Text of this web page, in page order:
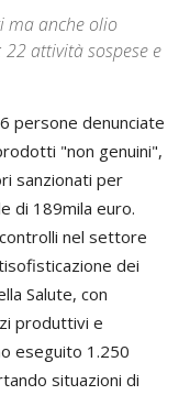
ma anche olio
attività sospese e
persone denunciate
"non genuini",
sanzionati per
di 189mila euro.
nel settore
dei
Salute, con
produttivi e
eseguito 1.250
situazioni di